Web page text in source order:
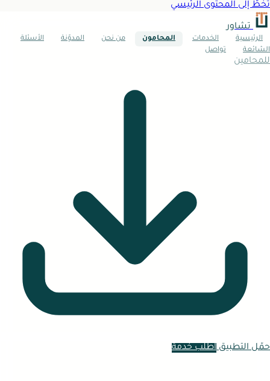
تخطَّ إلى المحتوى الرئيسي
تشاور
الرئيسية الخدمات المحامون من نحن المدوّنة
الأسئلة
الشائعة
تواصل
للمحامين
حمّل التطبيقاطلب خدمة